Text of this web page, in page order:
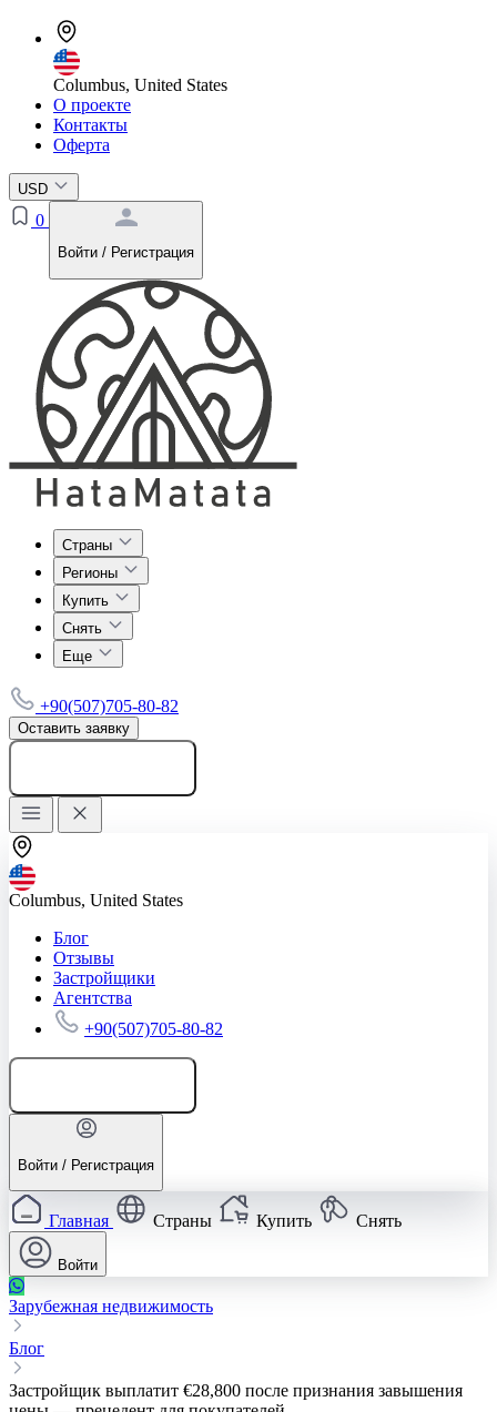
Columbus, United States
О проекте
Контакты
Оферта
USD
0
Войти / Регистрация
Страны
Регионы
Купить
Снять
Еще
+90(507)705-80-82
Оставить заявку
Columbus, United States
Блог
Отзывы
Застройщики
Агентства
+90(507)705-80-82
Войти / Регистрация
Главная Страны Купить Снять
Войти
Зарубежная недвижимость
Блог
Застройщик выплатит €28,800 после признания завышения